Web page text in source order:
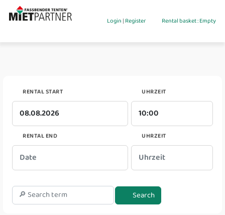
Login|Register Rental basket : Empty
RENTAL START UHRZEIT
RENTAL END UHRZEIT
Search